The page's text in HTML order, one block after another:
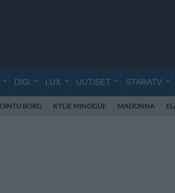
DIGI LUX UUTISET STARATV
BORG KYLIE MINOGUE MADONNA